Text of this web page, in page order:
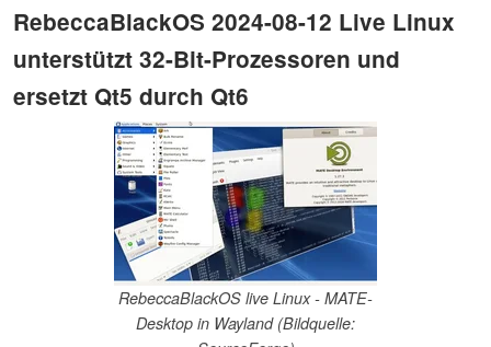
RebeccaBlackOS 2024-08-12 Live Linux
unterstützt 32-Bit-Prozessoren und
ersetzt Qt5 durch Qt6
RebeccaBlackOS live Linux - MATE-
Desktop in Wayland (Bildquelle: